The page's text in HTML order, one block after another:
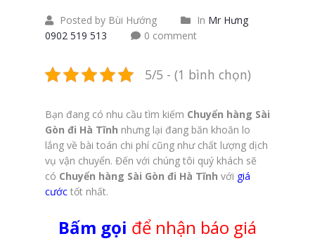
Posted by Bùi Hướng In Mr Hưng
0902 519 513
0 comment
5/5 - (1 bình chọn)
Bạn đang có nhu cầu tìm kiếm Chuyển hàng Sài
Gòn đi Hà Tĩnh nhưng lại đang băn khoăn lo
lắng về bài toán chi phí cũng như chất lượng dịch
vụ vận chuyển. Đến với chúng tôi quý khách sẽ
có Chuyển hàng Sài Gòn đi Hà Tĩnh với giá
cước tốt nhất.
Bấm gọi để nhận báo giá